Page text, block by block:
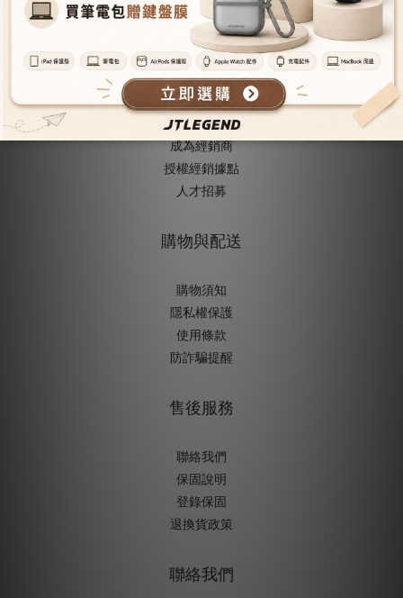
關於我們
關於JTLEGEND
成為VIP會員
型號導覽
會員推薦機制
成為經銷商
授權經銷據點
人才招募
購物與配送
購物須知
隱私權保護
使用條款
防詐騙提醒
售後服務
聯絡我們
保固說明
登錄保固
退換貨政策
聯絡我們